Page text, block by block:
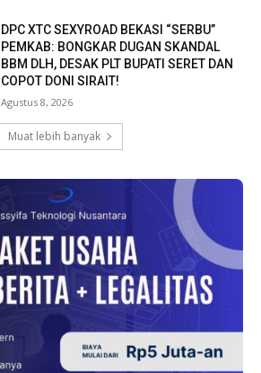
DPC XTC SEXYROAD BEKASI “SERBU”
PEMKAB: BONGKAR DUGAN SKANDAL
BBM DLH, DESAK PLT BUPATI SERET DAN
COPOT DONI SIRAIT!
Agustus 8, 2026
Muat lebih banyak